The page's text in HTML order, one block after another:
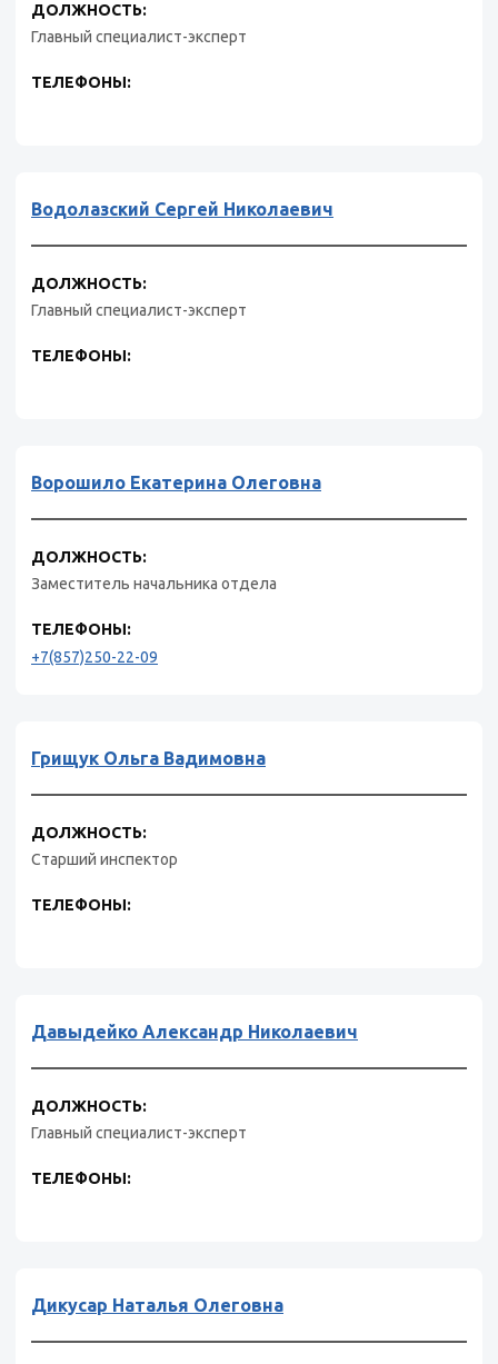
ДОЛЖНОСТЬ:
Главный специалист-эксперт
ТЕЛЕФОНЫ:
Водолазский Сергей Николаевич
ДОЛЖНОСТЬ:
Главный специалист-эксперт
ТЕЛЕФОНЫ:
Ворошило Екатерина Олеговна
ДОЛЖНОСТЬ:
Заместитель начальника отдела
ТЕЛЕФОНЫ:
+7(857)250-22-09
Грищук Ольга Вадимовна
ДОЛЖНОСТЬ:
Старший инспектор
ТЕЛЕФОНЫ:
Давыдейко Александр Николаевич
ДОЛЖНОСТЬ:
Главный специалист-эксперт
ТЕЛЕФОНЫ:
Дикусар Наталья Олеговна